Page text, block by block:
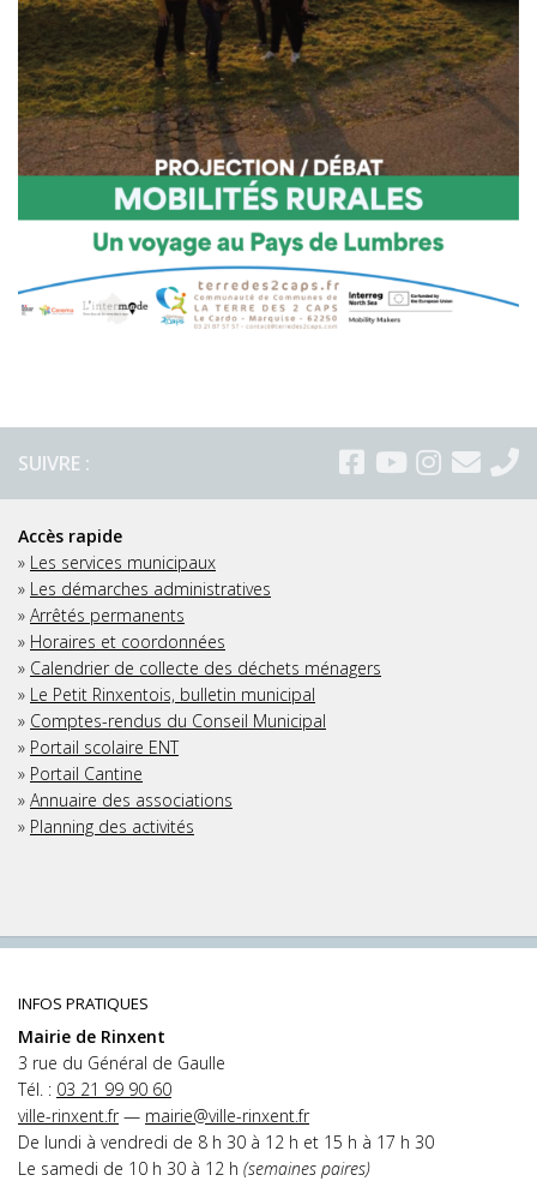
SUIVRE :
Accès rapide
» Les services municipaux
» Les démarches administratives
» Arrêtés permanents
» Horaires et coordonnées
» Calendrier de collecte des déchets ménagers
» Le Petit Rinxentois, bulletin municipal
» Comptes-rendus du Conseil Municipal
» Portail scolaire ENT
» Portail Cantine
» Annuaire des associations
» Planning des activités
INFOS PRATIQUES
Mairie de Rinxent
3 rue du Général de Gaulle
Tél. : 03 21 99 90 60
ville-rinxent.fr— mairie@ville-rinxent.fr
De lundi à vendredi de 8 h 30 à 12 h et 15 h à 17 h 30
Le samedi de 10 h 30 à 12 h (semaines paires)